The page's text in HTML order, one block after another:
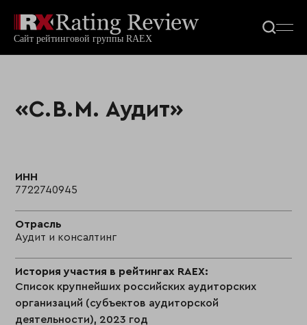
«С.В.М. Аудит»
ИНН
7722740945
Отрасль
Аудит и консалтинг
История участия в рейтингах RAEX:
Список крупнейших российских аудиторских
организаций (субъектов аудиторской
деятельности), 2023 год